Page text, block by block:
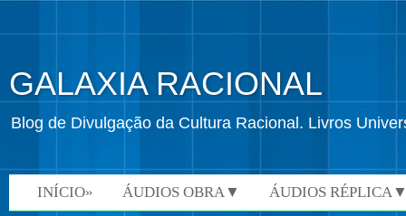
GALAXIA RACIONAL
Blog de Divulgação da Cultura Racional. Livros
INÍCIO» ÁUDIOS OBRA▼ ÁUDIOS